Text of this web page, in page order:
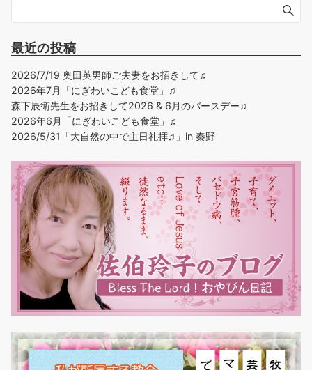
最近の投稿
2026/7/19 奥田英男師ご夫妻をお招きして♫
2026年7月「にぎわいこども食堂」♫
森下辰衛先生をお招きして2026 & 6月のバースデー♫
2026年6月「にぎわいこども食堂」♫
2026/5/31「大自然の中で主日礼拝♫」in 秦野